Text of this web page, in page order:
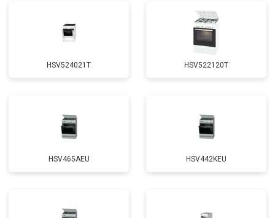
HSV524021T HSV522120T
HSV465AEU HSV442KEU